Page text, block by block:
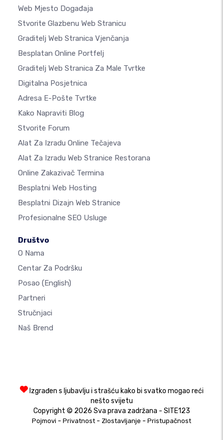
Web Mjesto Događaja
Stvorite Glazbenu Web Stranicu
Graditelj Web Stranica Vjenčanja
Besplatan Online Portfelj
Graditelj Web Stranica Za Male Tvrtke
Digitalna Posjetnica
Adresa E-Pošte Tvrtke
Kako Napraviti Blog
Stvorite Forum
Alat Za Izradu Online Tečajeva
Alat Za Izradu Web Stranice Restorana
Online Zakazivač Termina
Besplatni Web Hosting
Besplatni Dizajn Web Stranice
Profesionalne SEO Usluge
Društvo
O Nama
Centar Za Podršku
Posao (English)
Partneri
Stručnjaci
Naš Brend
Izgrađen s ljubavlju i strašću kako bi svatko mogao reći
nešto svijetu
Copyright © 2026 Sva prava zadržana - SITE123
Pojmovi - Privatnost - Zlostavljanje - Pristupačnost